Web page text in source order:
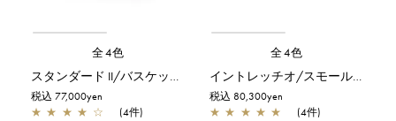
全4色
スタンダード II/バスケット/カーキシルバー
税込 77,000yen
★ ★ ★ ★ ☆ (4件)
全4色
イントレッチオ/スモール/マットカーキ×カーキシルバー
税込 80,300yen
★ ★ ★ ★ ★ (4件)